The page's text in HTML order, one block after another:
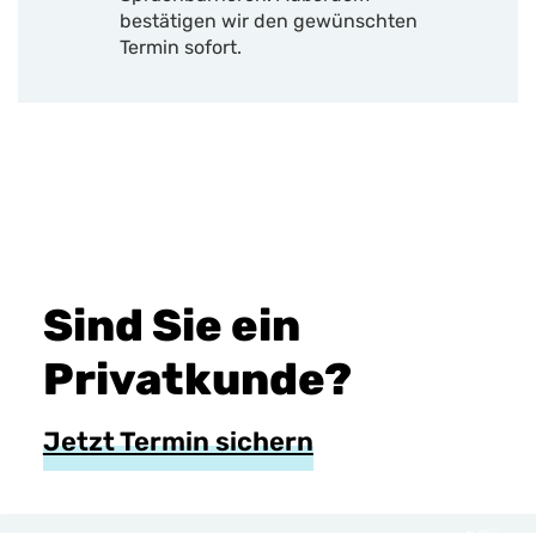
bestätigen wir den gewünschten
Termin sofort.
Sind Sie ein
Privatkunde?
Jetzt Termin sichern